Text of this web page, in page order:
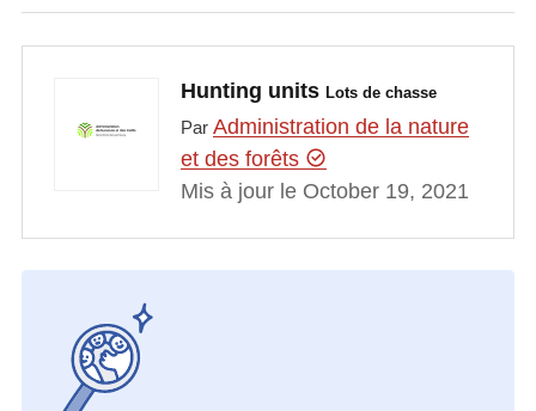
Hunting units Lots de chasse
Par Administration de la nature
et des forêts
Mis à jour le October 19, 2021